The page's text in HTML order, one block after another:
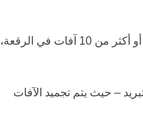
ولكن المرضى الذين لديهم أكثر من رقعة واحدة، أو آفات مؤلمة أو مثيرة للحكة، أو أكثر من 10 آفات في الرقعة،
– حيث يتم تجميد الآفات